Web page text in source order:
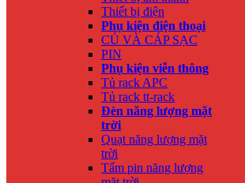
Thiết bị điện
Phụ kiện điện thoại
CỦ VÀ CÁP SẠC
PIN
Phụ kiện viễn thông
Tủ rack APC
Tủ rack tt-rack
Đèn năng lượng mặt
trời
Quạt năng lượng mặt
trời
Tấm pin năng lượng